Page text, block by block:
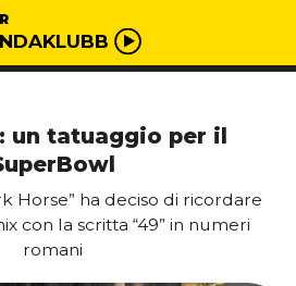
un tatuaggio per il
Horse” ha deciso di ricordare
con la scritta “49” in numeri
romani